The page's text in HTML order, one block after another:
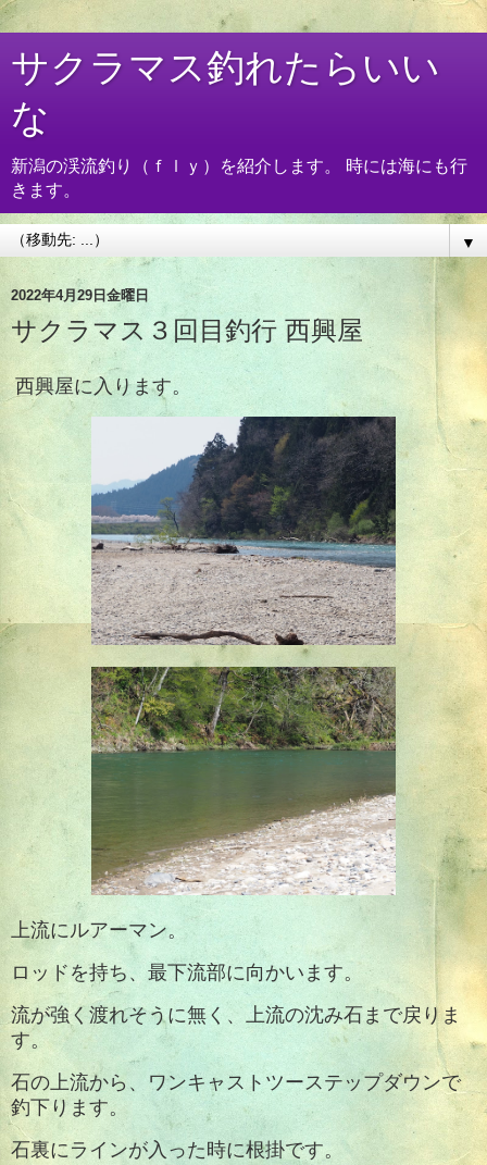
サクラマス釣れたらいい
な
新潟の渓流釣り（ｆｌｙ）を紹介します。 時には海にも行
きます。
▼
2022年4月29日金曜日
サクラマス３回目釣行 西興屋
西興屋に入ります。
上流にルアーマン。
ロッドを持ち、最下流部に向かいます。
流が強く渡れそうに無く、上流の沈み石まで戻りま
す。
石の上流から、ワンキャストツーステップダウンで
釣下ります。
石裏にラインが入った時に根掛です。